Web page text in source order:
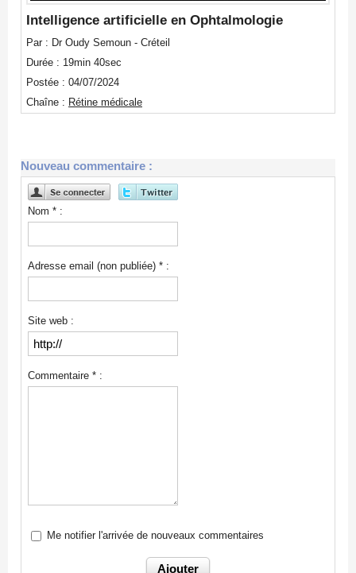
Intelligence artificielle en Ophtalmologie
Par : Dr Oudy Semoun - Créteil
Durée : 19min 40sec
Postée : 04/07/2024
Chaîne : Rétine médicale
Nouveau commentaire :
Nom * :
Adresse email (non publiée) * :
Site web :
Commentaire * :
Me notifier l'arrivée de nouveaux commentaires